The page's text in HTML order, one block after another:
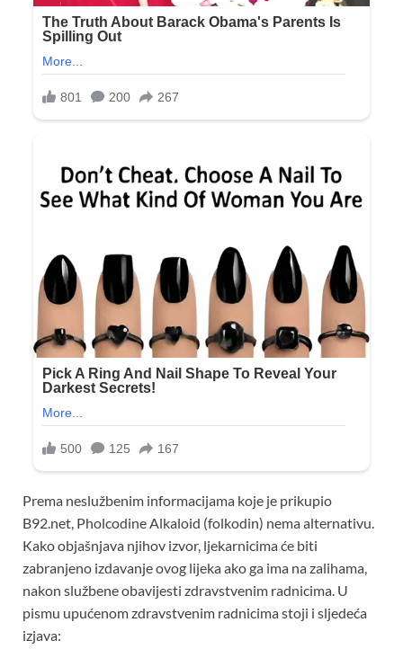
Prema neslužbenim informacijama koje je prikupio
B92.net, Pholcodine Alkaloid (folkodin) nema alternativu.
Kako objašnjava njihov izvor, ljekarnicima će biti
zabranjeno izdavanje ovog lijeka ako ga ima na zalihama,
nakon službene obavijesti zdravstvenim radnicima. U
pismu upućenom zdravstvenim radnicima stoji i sljedeća
izjava: